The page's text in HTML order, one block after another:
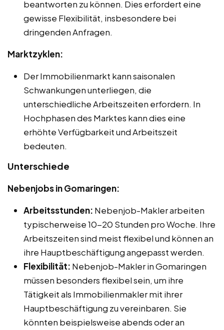
beantworten zu können. Dies erfordert eine
gewisse Flexibilität, insbesondere bei
dringenden Anfragen.
Marktzyklen:
Der Immobilienmarkt kann saisonalen
Schwankungen unterliegen, die
unterschiedliche Arbeitszeiten erfordern. In
Hochphasen des Marktes kann dies eine
erhöhte Verfügbarkeit und Arbeitszeit
bedeuten.
Unterschiede
Nebenjobs in Gomaringen:
Arbeitsstunden: Nebenjob-Makler arbeiten
typischerweise 10-20 Stunden pro Woche. Ihre
Arbeitszeiten sind meist flexibel und können an
ihre Hauptbeschäftigung angepasst werden.
Flexibilität: Nebenjob-Makler in Gomaringen
müssen besonders flexibel sein, um ihre
Tätigkeit als Immobilienmakler mit ihrer
Hauptbeschäftigung zu vereinbaren. Sie
könnten beispielsweise abends oder an